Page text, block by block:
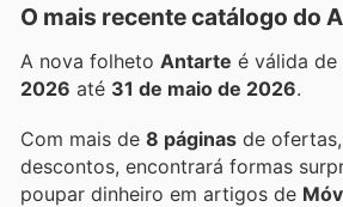
O mais recente catálogo do
A nova folheto Antarte é válida de
2026 até 31 de maio de 2026.
Com mais de 8 páginas de
descontos, encontrará formas
poupar dinheiro em artigos de